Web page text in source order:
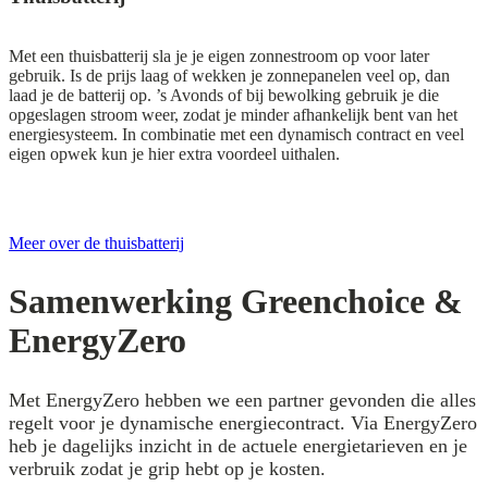
Met een thuisbatterij sla je je eigen zonnestroom op voor later
gebruik. Is de prijs laag of wekken je zonnepanelen veel op, dan
laad je de batterij op. ’s Avonds of bij bewolking gebruik je die
opgeslagen stroom weer, zodat je minder afhankelijk bent van het
energiesysteem. In combinatie met een dynamisch contract en veel
eigen opwek kun je hier extra voordeel uithalen.
Meer over de thuisbatterij
Samenwerking Greenchoice &
EnergyZero
Met EnergyZero hebben we een partner gevonden die alles
regelt voor je dynamische energiecontract. Via EnergyZero
heb je dagelijks inzicht in de actuele energietarieven en je
verbruik zodat je grip hebt op je kosten.